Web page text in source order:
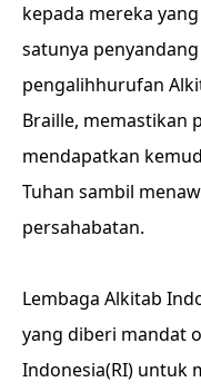
kepada mereka
satunya
pengalihhurufan
Braille, memastikan
mendapatkan
Tuhan sambil
persahabatan.
Lembaga Alkitab
yang diberi mandat
Indonesia(RI) untuk